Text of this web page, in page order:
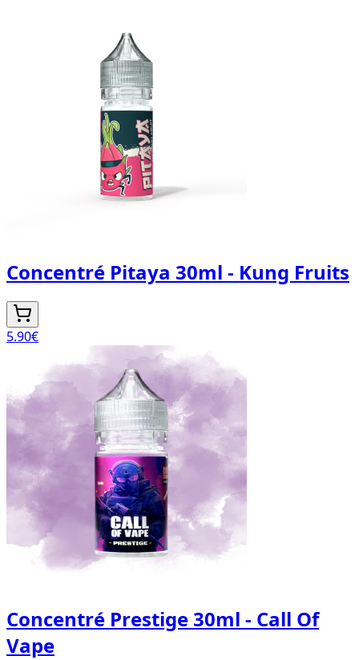
Concentré Pitaya 30ml - Kung Fruits
5.90€
Concentré Prestige 30ml - Call Of
Vape